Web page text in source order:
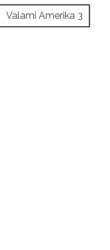
Valami Amerika 3